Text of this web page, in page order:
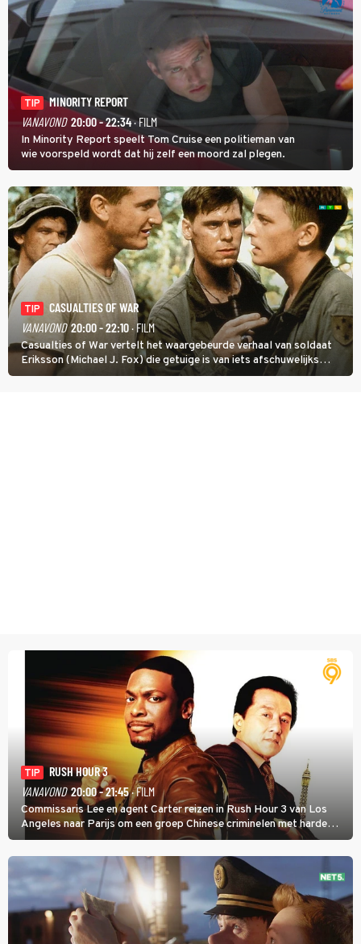
TIP
MINORITY REPORT
VANAVOND 20:00 - 22:34· FILM
In Minority Report speelt Tom Cruise een politieman van
wie voorspeld wordt dat hij zelf een moord zal plegen.
TIP
CASUALTIES OF WAR
VANAVOND 20:00 - 22:10· FILM
Casualties of War vertelt het waargebeurde verhaal van soldaat
Eriksson (Michael J. Fox) die getuige is van iets afschuwelijks
tijdens de Vietnamoorlog. Hij besluit uit de school te klappen.
TIP
RUSH HOUR 3
VANAVOND 20:00 - 21:45· FILM
Commissaris Lee en agent Carter reizen in Rush Hour 3 van Los
Angeles naar Parijs om een groep Chinese criminelen met harde
hand aan te pakken.